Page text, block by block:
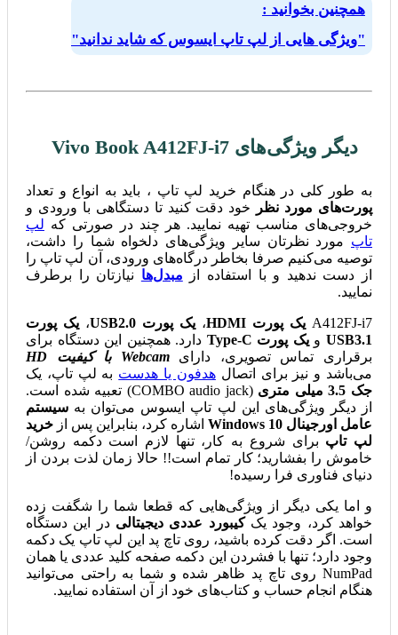
همچنین بخوانید :
"ویژگی هایی از لپ تاپ ایسوس که شاید ندانید"
دیگر ویژگی‌های Vivo Book A412FJ-i7
به طور کلی در هنگام خرید لپ تاپ ، باید به انواع و تعداد
پورت‌های مورد نظر
خود دقت کنید تا دستگاهی با ورودی و
خروجی‌های مناسب تهیه نمایید. هر چند در صورتی که لپ
تاپ مورد نظرتان سایر ویژگی‌های دلخواه شما را داشت،
توصیه می‌کنیم صرفا بخاطر درگاه‌های ورودی، آن لپ تاپ را
از دست ندهید و با استفاده از مبدل‌ها نیازتان را برطرف
نمایید.
A412FJ-i7 یک پورت HDMI ، یک پورت USB2.0 ، یک پورت
USB3.1ویک پورت Type-C
دارد. همچنین این دستگاه برای
برقراری تماس تصویری، دارایWebcam با کیفیت HD
می‌باشد و نیز برای اتصالهدفون یا هدست به لپ تاپ، یک
جک 3.5 میلی متری
(COMBO audio jack) تعبیه شده است.
از دیگر ویژگی‌های این لپ تاپ ایسوس می‌توان به سیستم
عامل اورجینال Windows 10
اشاره کرد، بنابراین پس از خرید
لپ تاپ برای شروع به کار، تنها لازم است دکمه روشن/
خاموش را بفشارید؛ کار تمام است!! حالا زمان لذت بردن از
دنیای فناوری فرا رسیده!
و اما یکی دیگر از ویژگی‌هایی که قطعا شما را شگفت زده
خواهد کرد، وجود یککیبورد عددی دیجیتالی در این دستگاه
است. اگر دقت کرده باشید، روی تاچ پد این لپ تاپ یک دکمه
وجود دارد؛ تنها با فشردن این دکمه صفحه کلید عددی یا همان
NumPad روی تاچ پد ظاهر شده و شما به راحتی می‌توانید
هنگام انجام حساب و کتاب‌های خود از آن استفاده نمایید.